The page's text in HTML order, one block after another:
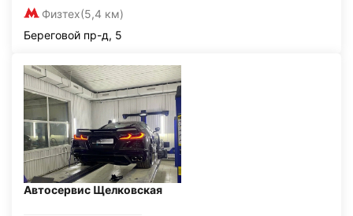
Физтех(5,4 км)
Береговой пр-д, 5
Автосервис Щелковская